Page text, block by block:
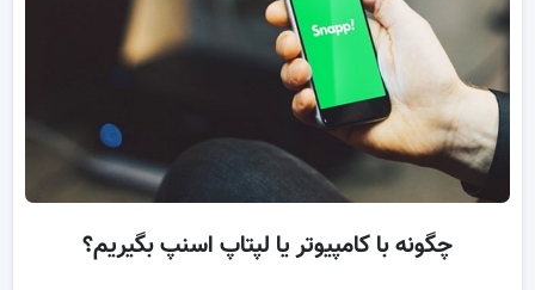
چگونه با کامپیوتر یا لپتاپ اسنپ بگیریم؟